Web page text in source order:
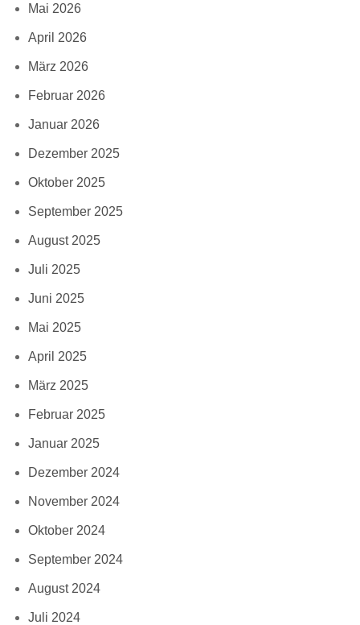
Mai 2026
April 2026
März 2026
Februar 2026
Januar 2026
Dezember 2025
Oktober 2025
September 2025
August 2025
Juli 2025
Juni 2025
Mai 2025
April 2025
März 2025
Februar 2025
Januar 2025
Dezember 2024
November 2024
Oktober 2024
September 2024
August 2024
Juli 2024